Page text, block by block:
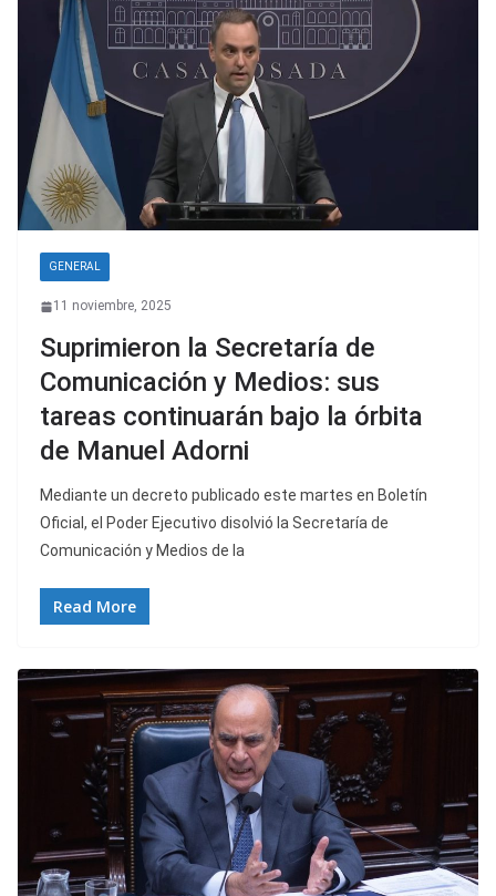
GENERAL
11 noviembre, 2025
Suprimieron la Secretaría de
Comunicación y Medios: sus
tareas continuarán bajo la órbita
de Manuel Adorni
Mediante un decreto publicado este martes en Boletín
Oficial, el Poder Ejecutivo disolvió la Secretaría de
Comunicación y Medios de la
Read More